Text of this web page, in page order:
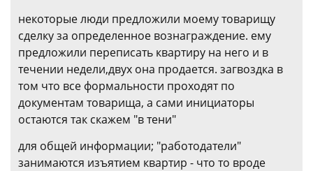
некоторые люди предложили моему товарищу
сделку за определенное вознаграждение. ему
предложили переписать квартиру на него и в
течении недели,двух она продается. загвоздка в
том что все формальности проходят по
документам товарища, а сами инициаторы
остаются так скажем "в тени"
для общей информации; "работодатели"
занимаются изъятием квартир - что то вроде